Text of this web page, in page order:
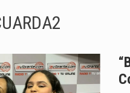
Barranquilla ya tiene todo
La Red Pro, integrada por
El dúo bogotano presenta